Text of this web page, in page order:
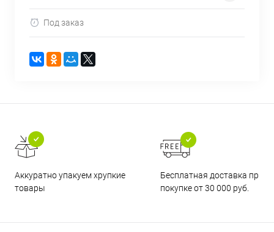
Под заказ
Аккуратно упакуем хрупкие
товары
Бесплатная доставка при
покупке от 30 000 руб.